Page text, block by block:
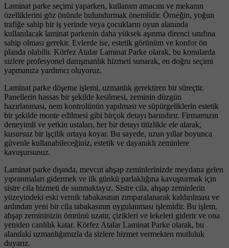
Laminat parke seçimi yaparken, kullanım amacını ve mekanın
özelliklerini göz önünde bulundurmak önemlidir. Örneğin, yoğun
trafiğe sahip bir iş yerinde veya çocukların oyun alanında
kullanılacak laminat parkenin daha yüksek aşınma direnci sınıfına
sahip olması gerekir. Evlerde ise, estetik görünüm ve konfor ön
planda olabilir. Körfez Atalar Laminat Parke olarak, bu konularda
sizlere profesyonel danışmanlık hizmeti sunarak, en doğru seçimi
yapmanıza yardımcı oluyoruz.
Laminat parke döşeme işlemi, uzmanlık gerektiren bir süreçtir.
Panellerin hassas bir şekilde kesilmesi, zeminin düzgün
hazırlanması, nem kontrolünün yapılması ve süpürgeliklerin estetik
bir şekilde monte edilmesi gibi birçok detayı barındırır. Firmamızın
deneyimli ve yetkin ustaları, her bir detayı titizlikle ele alarak,
kusursuz bir işçilik ortaya koyar. Bu sayede, uzun yıllar boyunca
güvenle kullanabileceğiniz, estetik ve dayanıklı zeminlere
kavuşursunuz.
Laminat parke dışında, mevcut ahşap zeminlerinizde meydana gelen
yıpranmaları gidermek ve ilk günkü parlaklığına kavuşturmak için
sistre cila hizmeti de sunmaktayız. Sistre cila, ahşap zeminlerin
yüzeyindeki eski vernik tabakasının zımparalanarak kaldırılması ve
ardından yeni bir cila tabakasının uygulanması işlemidir. Bu işlem,
ahşap zemininizin ömrünü uzatır, çizikleri ve lekeleri giderir ve ona
yeniden canlılık katar. Körfez Atalar Laminat Parke olarak, bu
alandaki uzmanlığımızla da sizlere hizmet vermekten mutluluk
duyarız.